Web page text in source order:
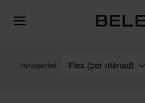
Hyresperiod Flex (per månad)